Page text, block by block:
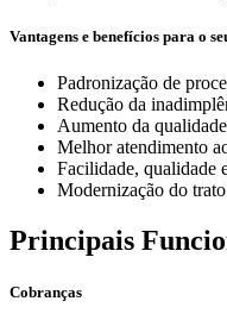
Vantagens e benefícios para o
Padronização de
Redução da
Aumento da
Melhor atendimento
Facilidade, qualidade
Modernização do
Principais
Cobranças